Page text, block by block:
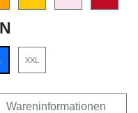
XXL
Wareninformationen